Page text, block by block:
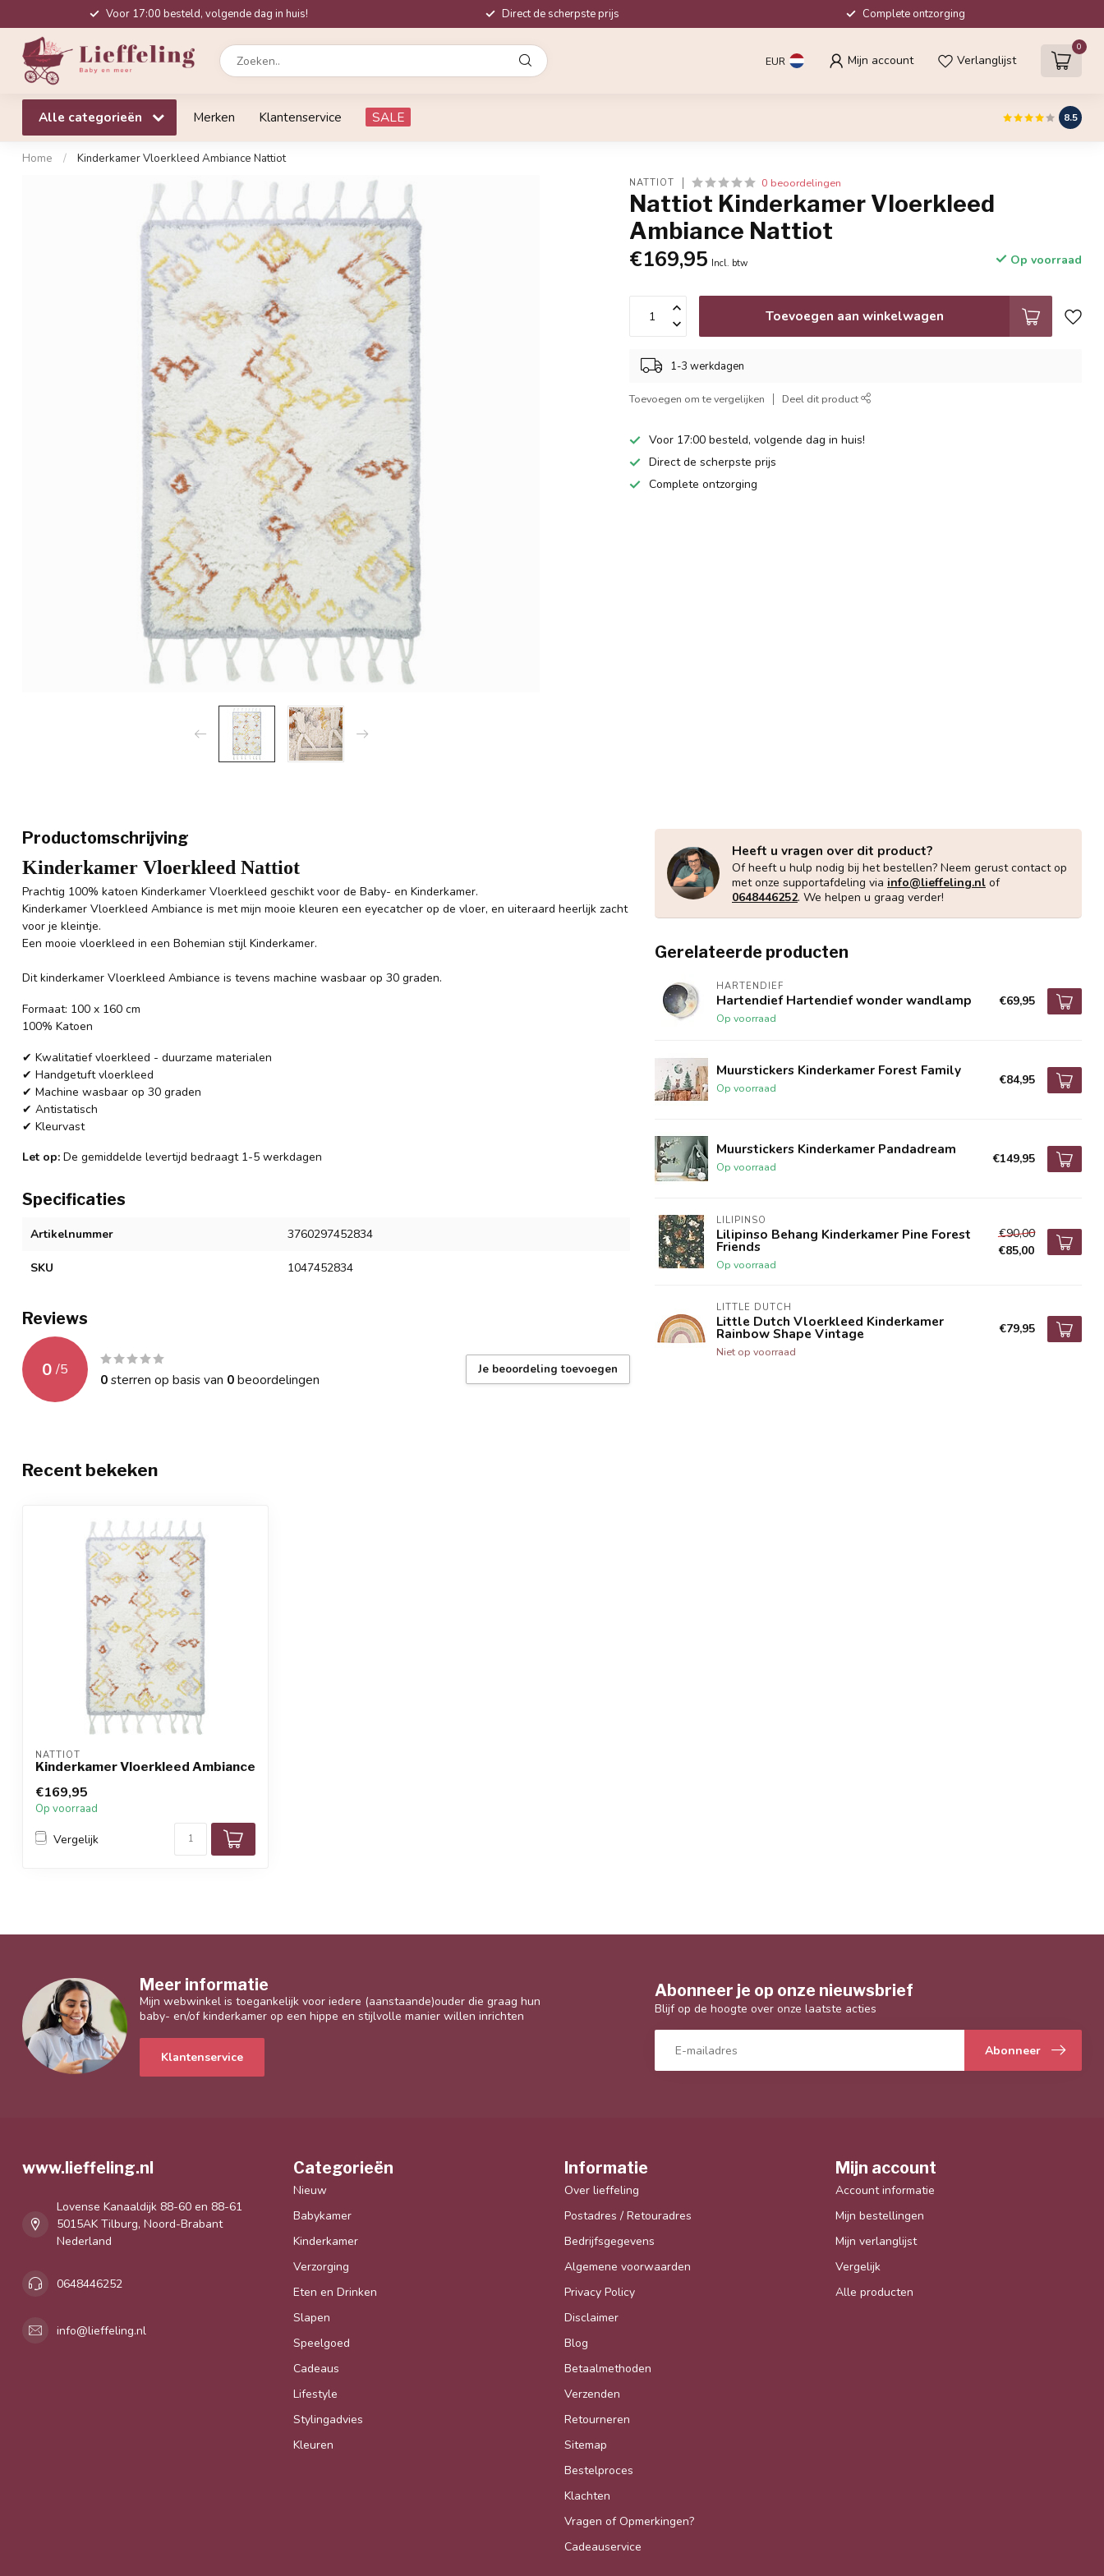
Voor 17:00 besteld, volgende dag in huis! Direct de scherpste prijs Complete ontzorging
EUR Mijn account Verlanglijst
0
Alle categorieën Merken Klantenservice SALE 8.5
Home / Kinderkamer Vloerkleed Ambiance Nattiot
NATTIOT 0 beoordelingen
Nattiot Kinderkamer Vloerkleed
Ambiance Nattiot
€169,95 Incl. btw Op voorraad
Toevoegen aan winkelwagen
1-3 werkdagen
Toevoegen om te vergelijken Deel dit product
Voor 17:00 besteld, volgende dag in huis!
Direct de scherpste prijs
Complete ontzorging
Productomschrijving
Kinderkamer Vloerkleed Nattiot
Prachtig 100% katoen Kinderkamer Vloerkleed geschikt voor de Baby- en Kinderkamer.
Kinderkamer Vloerkleed Ambiance is met mijn mooie kleuren een eyecatcher op de vloer, en uiteraard heerlijk zacht
voor je kleintje.
Een mooie vloerkleed in een Bohemian stijl Kinderkamer.
Dit kinderkamer Vloerkleed Ambiance is tevens machine wasbaar op 30 graden.
Formaat: 100 x 160 cm
100% Katoen
✔ Kwalitatief vloerkleed - duurzame materialen
✔ Handgetuft vloerkleed
✔ Machine wasbaar op 30 graden
✔ Antistatisch
✔ Kleurvast
Let op: De gemiddelde levertijd bedraagt 1-5 werkdagen
Specificaties
Artikelnummer 3760297452834
SKU 1047452834
Reviews
0 /5
0sterren op basis van 0beoordelingen
Je beoordeling toevoegen
Heeft u vragen over dit product?
Of heeft u hulp nodig bij het bestellen? Neem gerust contact op
met onze supportafdeling via info@lieffeling.nl of
0648446252. We helpen u graag verder!
Gerelateerde producten
HARTENDIEF
Hartendief Hartendief wonder wandlamp
Op voorraad
€69,95
Muurstickers Kinderkamer Forest Family
Op voorraad
€84,95
Muurstickers Kinderkamer Pandadream
Op voorraad
€149,95
LILIPINSO
Lilipinso Behang Kinderkamer Pine Forest
Friends
Op voorraad
€90,00
€85,00
LITTLE DUTCH
Little Dutch Vloerkleed Kinderkamer
Rainbow Shape Vintage
Niet op voorraad
€79,95
Recent bekeken
NATTIOT
Kinderkamer Vloerkleed Ambiance
€169,95
Op voorraad
Vergelijk
Meer informatie
Mijn webwinkel is toegankelijk voor iedere (aanstaande)ouder die graag hun
baby- en/of kinderkamer op een hippe en stijlvolle manier willen inrichten
Klantenservice
Abonneer je op onze nieuwsbrief
Blijf op de hoogte over onze laatste acties
Abonneer
www.lieffeling.nl
Lovense Kanaaldijk 88-60 en 88-61
5015AK Tilburg, Noord-Brabant
Nederland
0648446252
info@lieffeling.nl
Categorieën
Nieuw
Babykamer
Kinderkamer
Verzorging
Eten en Drinken
Slapen
Speelgoed
Cadeaus
Lifestyle
Stylingadvies
Kleuren
Informatie
Over lieffeling
Postadres / Retouradres
Bedrijfsgegevens
Algemene voorwaarden
Privacy Policy
Disclaimer
Blog
Betaalmethoden
Verzenden
Retourneren
Sitemap
Bestelproces
Klachten
Vragen of Opmerkingen?
Cadeauservice
Mijn account
Account informatie
Mijn bestellingen
Mijn verlanglijst
Vergelijk
Alle producten